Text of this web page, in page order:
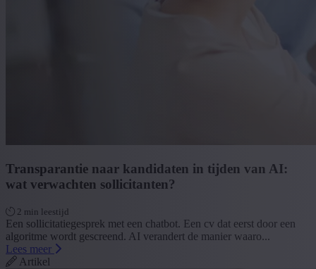
Transparantie naar kandidaten in tijden van AI:
wat verwachten sollicitanten?
2 min leestijd
Een sollicitatiegesprek met een chatbot. Een cv dat eerst door een
algoritme wordt gescreend. AI verandert de manier waaro...
Lees meer
Artikel